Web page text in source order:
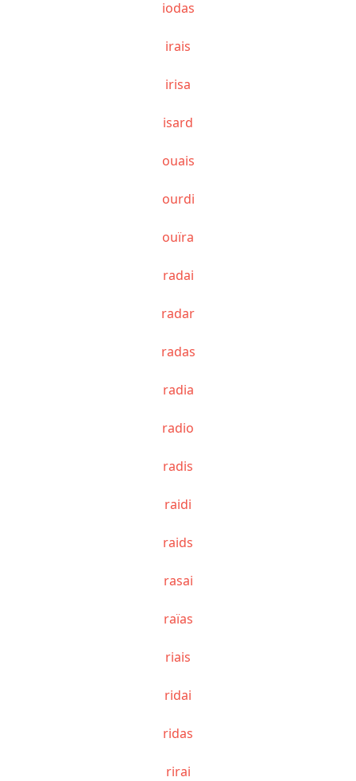
iodas
irais
irisa
isard
ouais
ourdi
ouïra
radai
radar
radas
radia
radio
radis
raidi
raids
rasai
raïas
riais
ridai
ridas
rirai